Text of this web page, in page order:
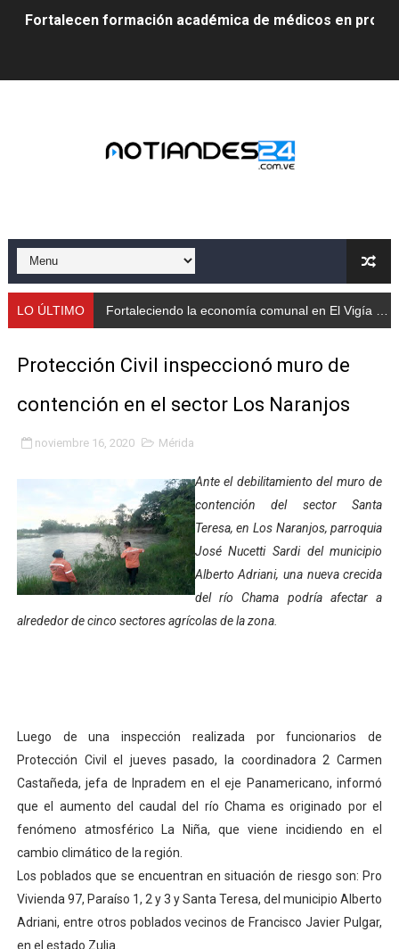
Fortalecen formación académica de médicos en
Fundecem inició con éxito el taller vacacional de
Iniciación al yoga reúne a diversos clubes deportivos
Mincomunas impulsa el autogobierno en Mérida con
Gobernación de Mérida realizó jornada socialista en
Inicia el Plan Cultura Vacacional 2026 en el estado
Merideños disfrutarán del Plan Agosto Escuelas
Recreación y formación fortalecen la integración
Club "Rápidos de Zea" brilló en el Primer Festival de
84 estudiantes celebraron su graduación en el
Arrancó Plan Vacacional Comunitario Venezuela
Plan Vacacional Venezuela Renace 2026 arrancó con
Venezuela Renace 2026 lleva sonrisas y prevención a
Mérida impulsa el mapa de conocimientos con
Complejo Educativo Talento Deportivo lanza Plan
Arnaldo Sánchez reinaugura Parque Recreacional
LO ÚLTIMO Fortaleciendo la economía comunal en El Vigía con microcréditos a emprendedores y producto
Protección Civil inspeccionó muro de
contención en el sector Los Naranjos
noviembre 16, 2020 Mérida
Ante el debilitamiento del muro de
contención del sector Santa
Teresa, en Los Naranjos, parroquia
José Nucetti Sardi del municipio
Alberto Adriani, una nueva crecida
del río Chama podría afectar a
alrededor de cinco sectores agrícolas de la zona.
Luego de una inspección realizada por funcionarios de
Protección Civil el jueves pasado, la coordinadora 2 Carmen
Castañeda, jefa de Inpradem en el eje Panamericano, informó
que el aumento del caudal del río Chama es originado por el
fenómeno atmosférico La Niña, que viene incidiendo en el
cambio climático de la región.
Los poblados que se encuentran en situación de riesgo son: Pro
Vivienda 97, Paraíso 1, 2 y 3 y Santa Teresa, del municipio Alberto
Adriani, entre otros poblados vecinos de Francisco Javier Pulgar,
en el estado Zulia.